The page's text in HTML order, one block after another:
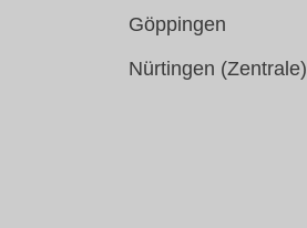
Göppingen
Nürtingen (Zentrale)